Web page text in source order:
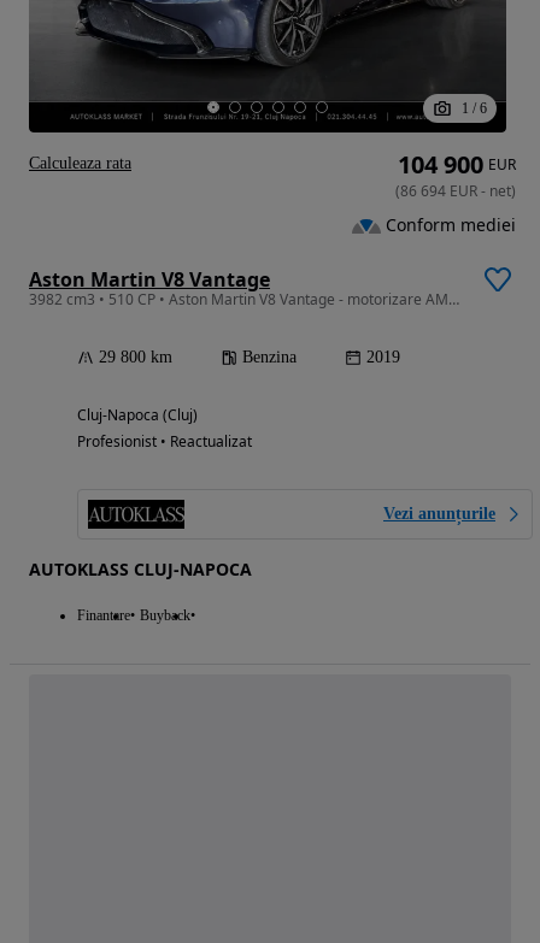
1 / 6
Aston Martin V8 Vantage
3982 cm3 • 510 CP • Aston Martin V8 Vantage - motorizare AMG/ 360grade/ masaj/maro
29 800 km Benzina 2019
Cluj-Napoca (Cluj)
Profesionist • Reactualizat
Vezi anunțurile
AUTOKLASS CLUJ-NAPOCA
Finantare Buyback
104 900 EUR
(86 694 EUR- net)
Conform mediei
Calculeaza rata